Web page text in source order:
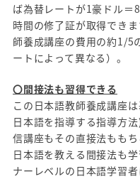
ば為替レートが1豪ドル
時間の修了証が取得でき
師養成講座の費用の約1/5
ートによって異なる）。
〇間接法も習得できる
この日本語教師養成講座
日本語を指導する指導方
信講座もその直接法もも
日本語を教える間接法も
ナーレベルの日本語学習